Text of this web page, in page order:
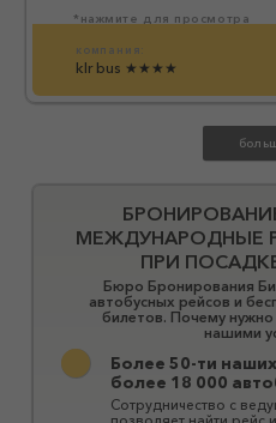
*нажмите для просмотра
компания:
klr bus ★★★★
МЕЖДУНАРОДНЫЕ
ПРИ
Бюро Бронирования
автобусных рейсов и
билетов. Почему
нашими
Более 50-ти
более 18 000
Сотрудничество с